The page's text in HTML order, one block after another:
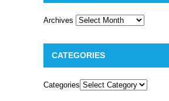
Archives
CATEGORIES
Categories